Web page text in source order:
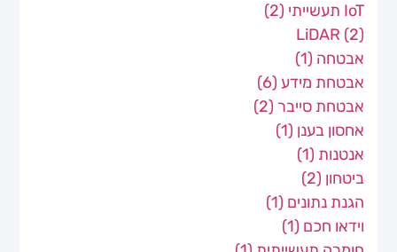
IoT תעשייתי
(2)
LiDAR (2)
אבטחה (1)
אבטחת מידע (6)
אבטחת סייבר (2)
אחסון בענן (1)
אנטנות (1)
ביטחון (2)
הגנת נתונים (1)
וידאו חכם (1)